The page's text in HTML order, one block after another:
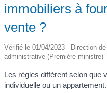
immobiliers à
vente ?
Vérifié le 01/04/2023 - Direction
administrative (Première ministre)
Les règles diffèrent selon que
individuelle ou un appartement.